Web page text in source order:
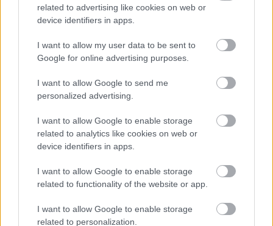
related to advertising like cookies on web or
device identifiers in apps.
I want to allow my user data to be sent to
Google for online advertising purposes.
I want to allow Google to send me
personalized advertising.
I want to allow Google to enable storage
related to analytics like cookies on web or
device identifiers in apps.
I want to allow Google to enable storage
related to functionality of the website or app.
I want to allow Google to enable storage
related to personalization.
Nem nagyon vannak kedvenceim, nem vagyok egy
’gyűjtő’ alkat…Az Ismeretlent
nagyon más, abban minden másképpen alakul:
végig neked kell fenntartani a figyelmet. Meg hát a
, de az egészen másik helyzet. Visszakapsz kicsit
abból, amit bent látsz a fejedben, megvalósítják a
képzeletedet… Erre nagyon rá lehet kapni.
5. Legjobb sztori egy főpróbahétről?
Utólag már szeretem, amikor Krisztián (Gergye)
dolgoztunk, egy hosszú, utolsó pillanatos
próbafolyamat volt, az energiák már fogytán, amin
próbáról” – „jó, akkor szia”. Most már tudom, hogy